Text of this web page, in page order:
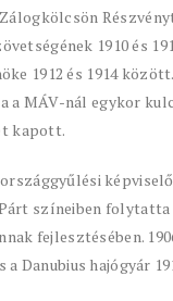
1910 és
1912 és 1914
a MÁV-nál egykor
kapott.
színeiben folytatta
fejlesztésében.
Danubius hajógyár